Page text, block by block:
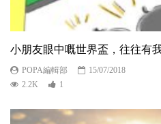
小朋友眼中嘅世界盃，往往有
POPA編輯部
15/07/2018
2.2K
1